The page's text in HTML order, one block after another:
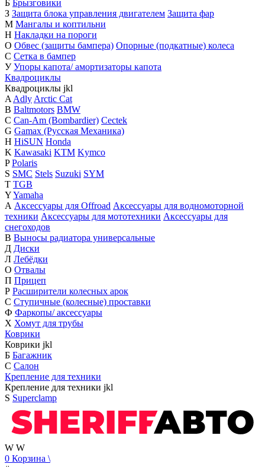
Б Брызговики
З Защита блока управления двигателем Защита фар
М Мангалы и коптильни
Н Накладки на пороги
О Обвес (защиты бампера) Опорные (подкатные) колеса
С Сетка в бампер
У Упоры капота/ амортизаторы капота
Квадроциклы
Квадроциклы jkl
A Adly Arctic Cat
B Baltmotors BMW
C Can-Am (Bombardier) Cectek
G Gamax (Русская Механика)
H HiSUN Honda
K Kawasaki KTM Kymco
P Polaris
S SMC Stels Suzuki SYM
T TGB
YYamaha
А Аксессуары для Offroad Аксессуары для водномоторной
техники Аксессуары для мототехники Аксессуары для
снегоходов
В Выносы радиатора универсальные
Д Диски
Л Лебёдки
О Отвалы
П Прицеп
Р Расширители колесных арок
С Ступичные (колесные) проставки
Ф Фаркопы/ аксессуары
Х Хомут для трубы
Коврики
Коврики jkl
Б Багажник
С Салон
Крепление для техники
Крепление для техники jkl
S Superclamp
W W
0 Корзина \